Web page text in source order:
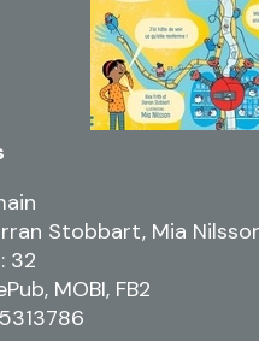
Stobbart, Mia
32
MOBI, FB2